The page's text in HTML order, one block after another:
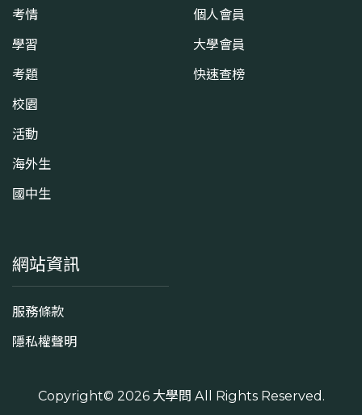
考情
學習
考題
校園
活動
海外生
國中生
個人會員
大學會員
快速查榜
網站資訊
服務條款
隱私權聲明
Copyright© 2026 大學問 All Rights Reserved.